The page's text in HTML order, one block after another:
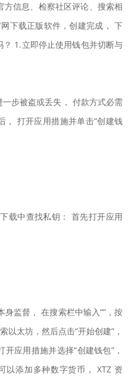
方信息、检察社区评论、搜索相
下载正版软件，创建完成， 下
1.立即停止使用钱包并切断与
步被盗或丢失， 付款方式必需
， 打开应用措施并单击“创建钱
载中查找私钥： 首先打开应用
监督， 在搜索栏中输入“”，按
以太坊，然后点击“开始创建”，
应用措施并选择“创建钱包”，
以添加多种数字货币， XTZ 资